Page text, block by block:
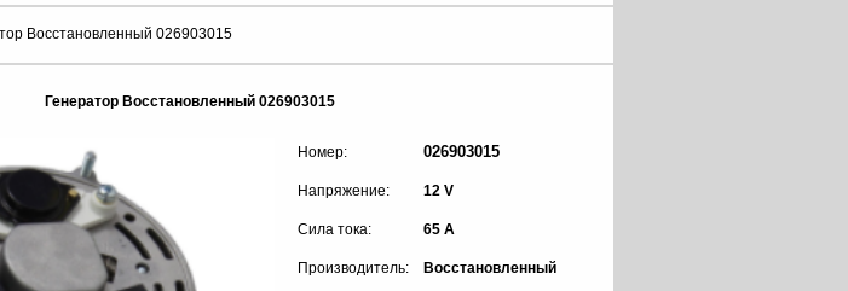
Восстановленный 026903015
Генератор Восстановленный 026903015
Номер: 026903015
Напряжение: 12 V
Сила тока: 65 A
Производитель: Восстановленный